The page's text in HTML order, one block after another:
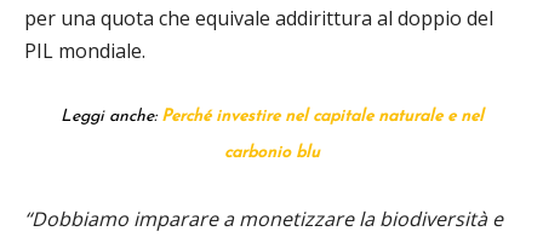
per una quota che equivale addirittura al doppio del
PIL mondiale.
Leggi anche: Perché investire nel capitale naturale e nel
carbonio blu
“Dobbiamo imparare a monetizzare la biodiversità e